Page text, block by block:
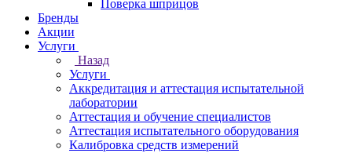
Поверка шприцов
Бренды
Акции
Услуги
Назад
Услуги
Аккредитация и аттестация испытательной
лаборатории
Аттестация и обучение специалистов
Аттестация испытательного оборудования
Калибровка средств измерений